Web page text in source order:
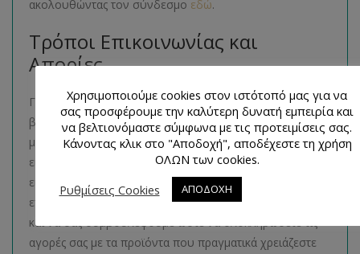
ακολουθώντας τον σύνδεσμο εδώ.
Τρόποι Επικοινωνίας και
Απορίες
Για οποιαδήποτε απορία έχετε, θα χαρούμε πολύ να σας
βοηθήσουμε με οποιοδήποτε τρόπο. Συγκεκριμένα
μπορείτε να μας βρείτε στη σελίδα μας στοFacebook,
είτε στο φυσικό μας κατάστημα Ίριδος 4, Παλαιό Φάληρο,
είτε τηλεφωνικά στο 2109842836. Όποιον τρόπο και να
επιλέξετε είμαστε πάντα διαθέσιμοι να σας βοηθήσουμε
και να σας συμβουλέψουμε ώστε να ολοκληρώσετε τις
αγορές σας με τα προϊόντα που πραγματικά χρειάζεστε
Χρησιμοποιούμε cookies στον ιστότοπό μας για να
σας προσφέρουμε την καλύτερη δυνατή εμπειρία και
να βελτιονόμαστε σύμφωνα με τις προτειμίσεις σας.
Κάνοντας κλικ στο "Αποδοχή", αποδέχεστε τη χρήση
ΟΛΩΝ των cookies.
Ρυθμίσεις Cookies
ΑΠΟΔΟΧΗ